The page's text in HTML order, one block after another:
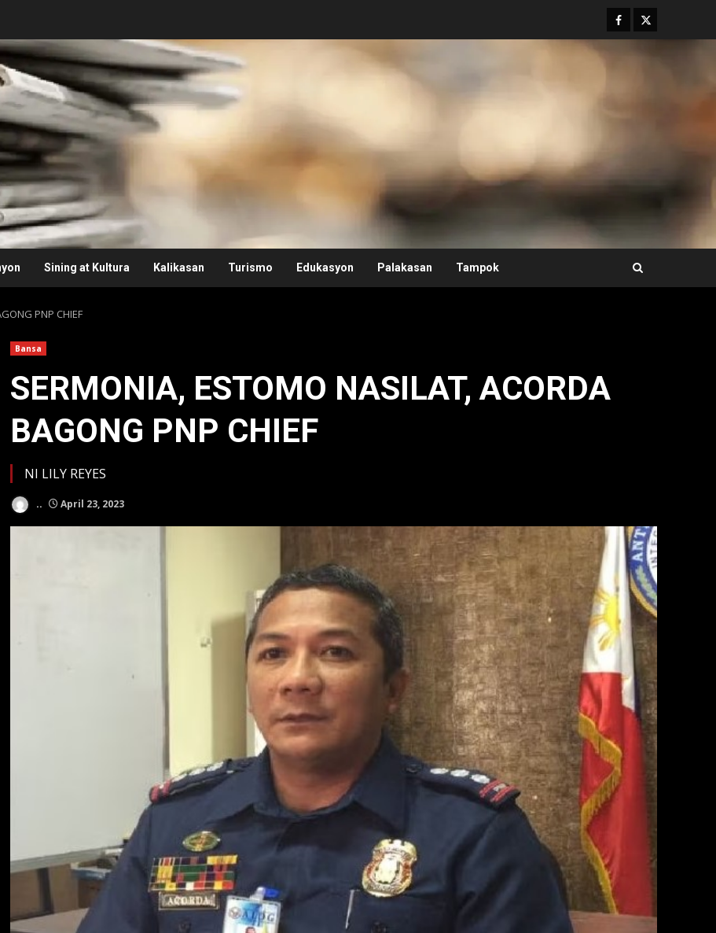
Facebook
Twitter
Sining at Kultura Kalikasan Turismo Edukasyon Palakasan Tampok
PNP CHIEF
Bansa
SERMONIA, ESTOMO NASILAT, ACORDA
BAGONG PNP CHIEF
NI LILY REYES
.. April 23, 2023